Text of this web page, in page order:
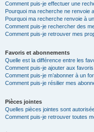
Comment puis-je effectuer une
Pourquoi ma recherche ne renvoie
Pourquoi ma recherche renvoie à
Comment puis-je rechercher des
Comment puis-je retrouver mes
Favoris et abonnements
Quelle est la différence entre les
Comment puis-je ajouter aux
Comment puis-je m’abonner à un
Comment puis-je résilier mes
Pièces jointes
Quelles pièces jointes sont
Comment puis-je retrouver toutes